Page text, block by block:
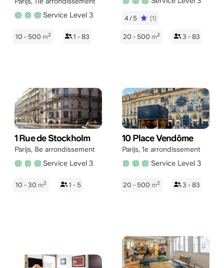
Service Level 3
10 - 500 m2 1 - 83
4/5 (1)
20 - 500 m2 3 - 83
1 Rue de Stockholm
Parijs, 8e arrondissement
Service Level 3
10 - 30 m2 1 - 5
10 Place Vendôme
Parijs, 1e arrondissement
Service Level 3
20 - 500 m2 3 - 83